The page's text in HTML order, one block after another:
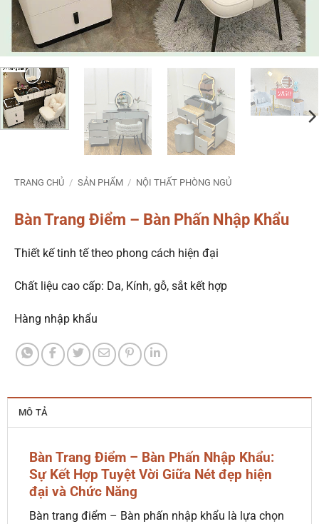
TRANG CHỦ / SẢN PHẨM / NỘI THẤT PHÒNG NGỦ
Bàn Trang Điểm – Bàn Phấn Nhập Khẩu
Thiết kế tinh tế theo phong cách hiện đại
Chất liệu cao cấp: Da, Kính, gỗ, sắt kết hợp
Hàng nhập khẩu
MÔ TẢ
Bàn Trang Điểm – Bàn Phấn Nhập Khẩu:
Sự Kết Hợp Tuyệt Vời Giữa Nét đẹp hiện
đại và Chức Năng
Bàn trang điểm – Bàn phấn nhập khẩu là lựa chọn